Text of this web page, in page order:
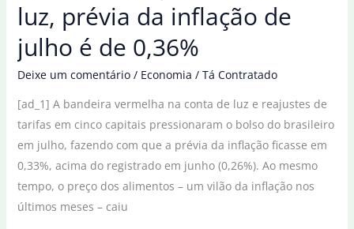
luz, prévia da inflação de
julho é de 0,36%
Deixe um comentário / Economia / Tá Contratado
[ad_1] A bandeira vermelha na conta de luz e reajustes de
tarifas em cinco capitais pressionaram o bolso do brasileiro
em julho, fazendo com que a prévia da inflação ficasse em
0,33%, acima do registrado em junho (0,26%). Ao mesmo
tempo, o preço dos alimentos – um vilão da inflação nos
últimos meses – caiu